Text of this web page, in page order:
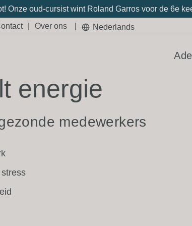
Onze oud-cursist wint Roland Garros voor de 6e
Over ons Nederlands
energie
medewerkers